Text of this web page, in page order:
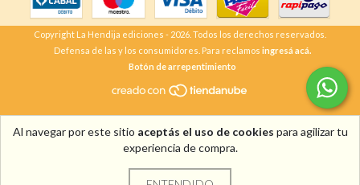
Al navegar por este sitio aceptás el uso de cookies para agilizar tu
experiencia de compra.
Copyright La Hendija ediciones - 2026. Todos los derechos reservados.
Defensa de las y los consumidores. Para reclamos ingresá acá.
Botón de arrepentimiento